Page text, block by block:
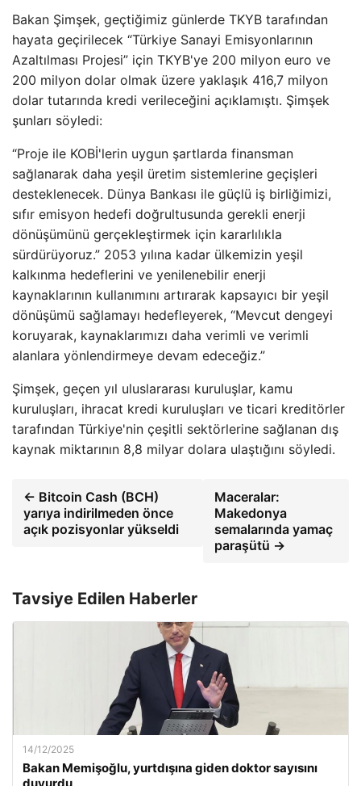
Bakan Şimşek, geçtiğimiz günlerde TKYB tarafından
hayata geçirilecek “Türkiye Sanayi Emisyonlarının
Azaltılması Projesi” için TKYB'ye 200 milyon euro ve
200 milyon dolar olmak üzere yaklaşık 416,7 milyon
dolar tutarında kredi verileceğini açıklamıştı. Şimşek
şunları söyledi:
“Proje ile KOBİ'lerin uygun şartlarda finansman
sağlanarak daha yeşil üretim sistemlerine geçişleri
desteklenecek. Dünya Bankası ile güçlü iş birliğimizi,
sıfır emisyon hedefi doğrultusunda gerekli enerji
dönüşümünü gerçekleştirmek için kararlılıkla
sürdürüyoruz.” 2053 yılına kadar ülkemizin yeşil
kalkınma hedeflerini ve yenilenebilir enerji
kaynaklarının kullanımını artırarak kapsayıcı bir yeşil
dönüşümü sağlamayı hedefleyerek, “Mevcut dengeyi
koruyarak, kaynaklarımızı daha verimli ve verimli
alanlara yönlendirmeye devam edeceğiz.”
Şimşek, geçen yıl uluslararası kuruluşlar, kamu
kuruluşları, ihracat kredi kuruluşları ve ticari kreditörler
tarafından Türkiye'nin çeşitli sektörlerine sağlanan dış
kaynak miktarının 8,8 milyar dolara ulaştığını söyledi.
← Bitcoin Cash (BCH)
yarıya indirilmeden önce
açık pozisyonlar yükseldi
Maceralar:
Makedonya
semalarında yamaç
paraşütü →
Tavsiye Edilen Haberler
14/12/2025
Bakan Memişoğlu, yurtdışına giden doktor sayısını